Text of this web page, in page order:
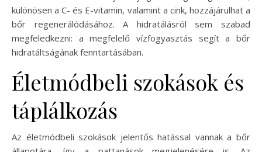
különösen a C- és E-vitamin, valamint a cink, hozzájárulhat a
bőr regenerálódásához. A hidratálásról sem szabad
megfeledkezni: a megfelelő vízfogyasztás segít a bőr
hidratáltságának fenntartásában.
Életmódbeli szokások és
táplálkozás
Az életmódbeli szokások jelentős hatással vannak a bőr